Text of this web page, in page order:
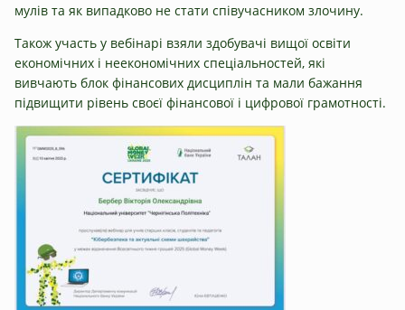
мулів та як випадково не стати співучасником злочину.
Також участь у вебінарі взяли здобувачі вищої освіти
економічних і неекономічних спеціальностей, які
вивчають блок фінансових дисциплін та мали бажання
підвищити рівень своєї фінансової і цифрової грамотності.